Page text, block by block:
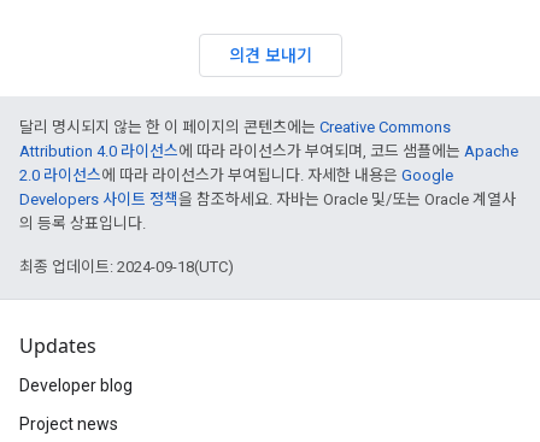
의견 보내기
달리 명시되지 않는 한 이 페이지의 콘텐츠에는 Creative Commons
Attribution 4.0 라이선스에 따라 라이선스가 부여되며, 코드 샘플에는 Apache
2.0 라이선스에 따라 라이선스가 부여됩니다. 자세한 내용은 Google
Developers 사이트 정책을 참조하세요. 자바는 Oracle 및/또는 Oracle 계열사
의 등록 상표입니다.
최종 업데이트: 2024-09-18(UTC)
Updates
Developer blog
Project news